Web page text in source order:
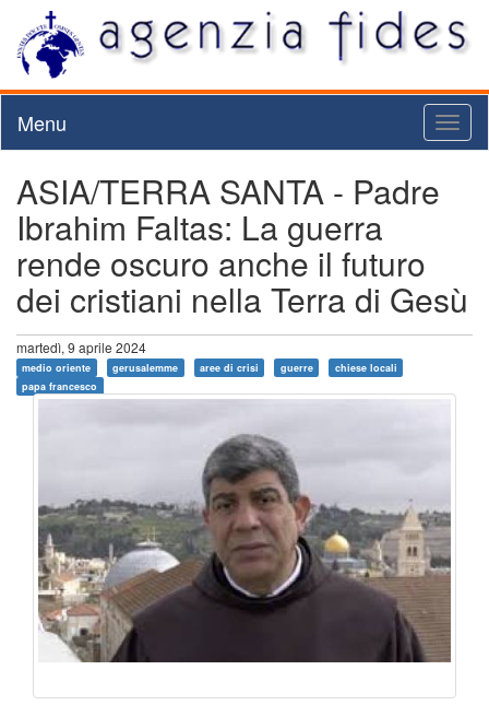
Menu
ASIA/TERRA SANTA - Padre
Ibrahim Faltas: La guerra
rende oscuro anche il futuro
dei cristiani nella Terra di Gesù
martedì, 9 aprile 2024
medio oriente gerusalemme aree di crisi guerre
chiese locali
papa francesco